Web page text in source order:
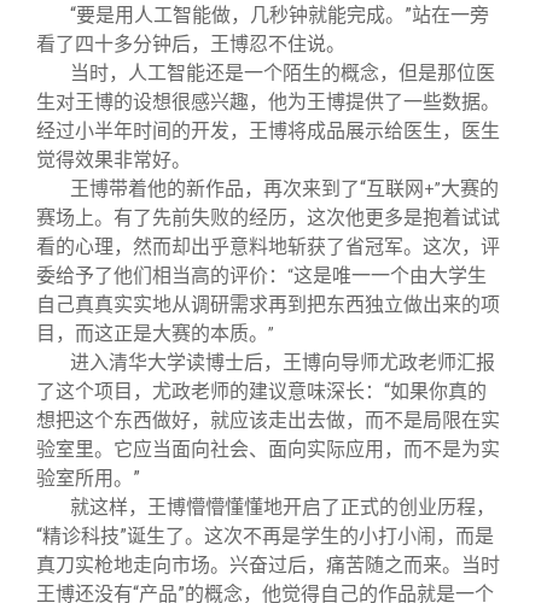
“要是用人工智能做，几秒钟就能完成。”站在一旁
看了四十多分钟后，王博忍不住说。
当时，人工智能还是一个陌生的概念，但是那位医
生对王博的设想很感兴趣，他为王博提供了一些数据。
经过小半年时间的开发，王博将成品展示给医生，医生
觉得效果非常好。
王博带着他的新作品，再次来到了“互联网 +”大赛的
赛场上。有了先前失败的经历，这次他更多是抱着试试
看的心理，然而却出乎意料地斩获了省冠军。这次，评
委给予了他们相当高的评价： “这是唯一一个由大学生
自己真真实实地从调研需求再到把东西独立做出来的项
目，而这正是大赛的本质。 ”
进入清华大学读博士后，王博向导师尤政老师汇报
了这个项目，尤政老师的建议意味深长：“如果你真的
想把这个东西做好，就应该走出去做，而不是局限在实
验室里。它应当面向社会、面向实际应用，而不是为实
验室所用。”
就这样，王博懵懵懂懂地开启了正式的创业历程，
“精诊科技”诞生了。这次不再是学生的小打小闹，而是
真刀实枪地走向市场。兴奋过后，痛苦随之而来。当时
王博还没有“产品”的概念，他觉得自己的作品就是一个